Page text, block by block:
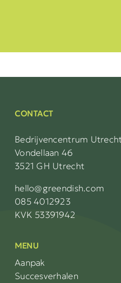
CONTACT
Bedrijvencentrum
Vondellaan 46
3521 GH Utrecht
hello@greendish.com
085 4012923
KVK 53391942
MENU
Aanpak
Succesverhalen